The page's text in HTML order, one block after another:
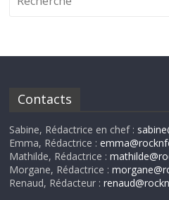
Contacts
Sabine, Rédactrice en chef :
Emma, Rédactrice :
Mathilde, Rédactrice :
Morgane, Rédactrice :
Renaud, Rédacteur :